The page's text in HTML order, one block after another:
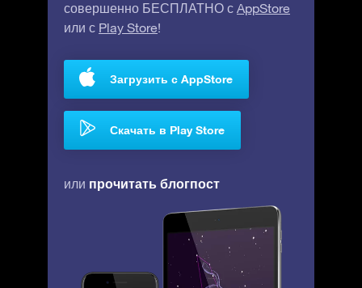
совершенно БЕСПЛАТНО с AppStore
или с Play Store!
Загрузить с AppStore
Скачать в Play Store
или прочитать блогпост